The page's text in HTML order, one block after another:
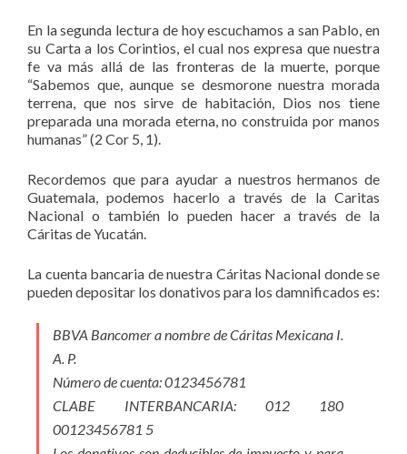
En la segunda lectura de hoy escuchamos a san Pablo, en
su Carta a los Corintios, el cual nos expresa que nuestra
fe va más allá de las fronteras de la muerte, porque
“Sabemos que, aunque se desmorone nuestra morada
terrena, que nos sirve de habitación, Dios nos tiene
preparada una morada eterna, no construida por manos
humanas” (2 Cor 5, 1).
Recordemos que para ayudar a nuestros hermanos de
Guatemala, podemos hacerlo a través de la Caritas
Nacional o también lo pueden hacer a través de la
Cáritas de Yucatán.
La cuenta bancaria de nuestra Cáritas Nacional donde se
pueden depositar los donativos para los damnificados es:
BBVA Bancomer a nombre de Cáritas Mexicana I.
A. P.
Número de cuenta: 0123456781
CLABE INTERBANCARIA: 012 180
00123456781 5